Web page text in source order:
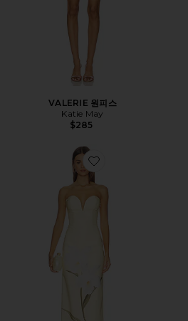
VALERIE 원피스
Katie May
$285
Favorite URSULA 원피스